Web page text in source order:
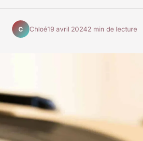
C Chloé19 avril 20242 min de lecture